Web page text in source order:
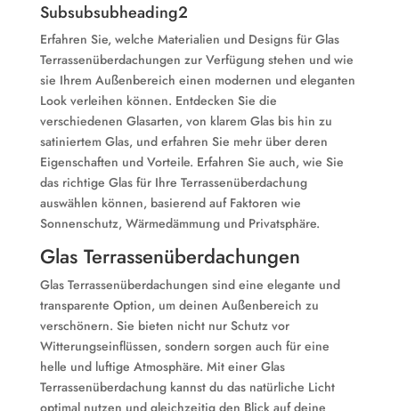
Subsubsubheading2
Erfahren Sie, welche Materialien und Designs für Glas
Terrassenüberdachungen zur Verfügung stehen und wie
sie Ihrem Außenbereich einen modernen und eleganten
Look verleihen können. Entdecken Sie die
verschiedenen Glasarten, von klarem Glas bis hin zu
satiniertem Glas, und erfahren Sie mehr über deren
Eigenschaften und Vorteile. Erfahren Sie auch, wie Sie
das richtige Glas für Ihre Terrassenüberdachung
auswählen können, basierend auf Faktoren wie
Sonnenschutz, Wärmedämmung und Privatsphäre.
Glas Terrassenüberdachungen
Glas Terrassenüberdachungen sind eine elegante und
transparente Option, um deinen Außenbereich zu
verschönern. Sie bieten nicht nur Schutz vor
Witterungseinflüssen, sondern sorgen auch für eine
helle und luftige Atmosphäre. Mit einer Glas
Terrassenüberdachung kannst du das natürliche Licht
optimal nutzen und gleichzeitig den Blick auf deine